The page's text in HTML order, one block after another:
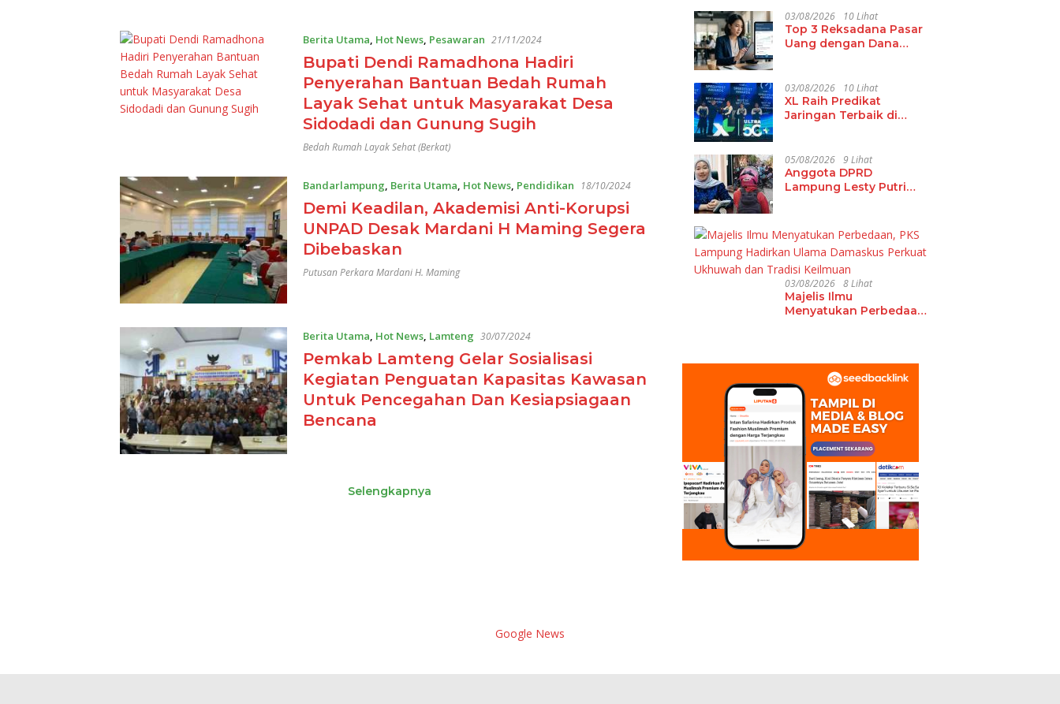
Berita Utama, Hot News, Pesawaran 21/11/2024
Bupati Dendi Ramadhona Hadiri
Penyerahan Bantuan Bedah Rumah
Layak Sehat untuk Masyarakat Desa
Sidodadi dan Gunung Sugih
Bedah Rumah Layak Sehat (Berkat)
Bandarlampung, Berita Utama, Hot News, Pendidikan 18/10/2024
Demi Keadilan, Akademisi Anti-Korupsi
UNPAD Desak Mardani H Maming Segera
Dibebaskan
Putusan Perkara Mardani H. Maming
Berita Utama, Hot News, Lamteng 30/07/2024
Pemkab Lamteng Gelar Sosialisasi
Kegiatan Penguatan Kapasitas Kawasan
Untuk Pencegahan Dan Kesiapsiagaan
Bencana
Selengkapnya
Perkuat Pembinaan
Talenta Futsal Pelajar di
40 Kota
03/08/2026 10 Lihat
Top 3 Reksadana Pasar
Uang dengan Dana
03/08/2026 10 Lihat
XL Raih Predikat
Jaringan Terbaik di
05/08/2026 9 Lihat
Anggota DPRD
Lampung Lesty Putri
Lamsel
03/08/2026 8 Lihat
Majelis Ilmu
Menyatukan Perbedaan,
Tradisi Keilmuan
Google News